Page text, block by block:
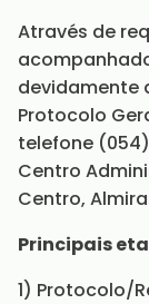
Através de
devidamente
Protocolo
telefone
Centro
Centro,
Principais
1) Protocolo/